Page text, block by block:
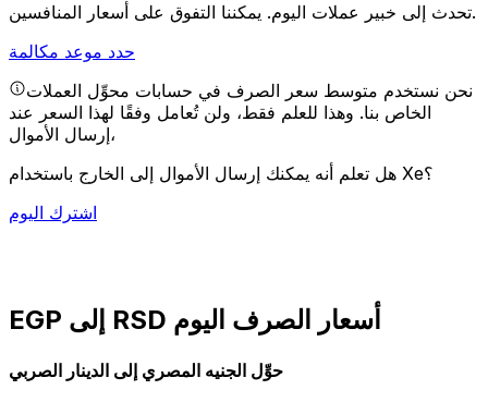
تحدث إلى خبير عملات اليوم.يمكننا التفوق على أسعار المنافسين.
حدد موعد مكالمة
نحن نستخدم متوسط سعر الصرف في حسابات محوِّل العملات
الخاص بنا. وهذا للعلم فقط، ولن تُعامل وفقًا لهذا السعر عند
إرسال الأموال،
هل تعلم أنه يمكنك إرسال الأموال إلى الخارج باستخدام Xe؟
اشترك اليوم
EGP إلى RSD أسعار الصرف اليوم
حوِّل الجنيه المصري إلى الدينار الصربي